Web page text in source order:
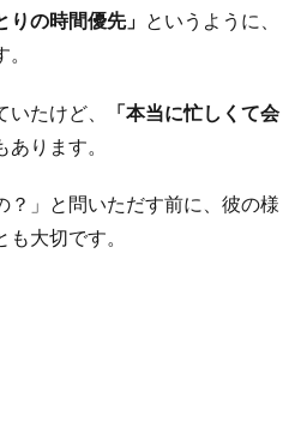
の時間優先」 というように、
たけど、
「本当に忙しくて会
ります。
？」と問いただす前に、彼の様
大切です。